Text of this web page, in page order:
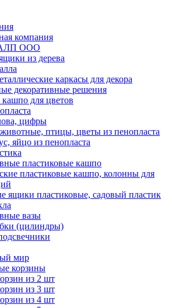
компания
ООО
из дерева
каркасы для декора
декоративные решения
для цветов
цифры
птицы, цветы из пенопласта
яйцо из пенопласта
пластиковые кашпо
пластиковые кашпо, колонны для
ящики пластиковые, садовый пластик
вазы
(цилиндры)
мир
корзины
из 2 шт
из 3 шт
из 4 шт